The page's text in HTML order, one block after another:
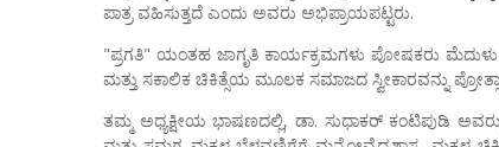
ಪಾತ್ರ ವಹಿಸುತ್ತದೆ ಎಂದು ಅವರು ಅಭಿಪ್ರಾಯಪಟ್ಟರು.
"ಪ್ರಗತಿ" ಯಂತಹ ಜಾಗೃತಿ ಕಾರ್ಯಕ್ರಮಗಳು ಪೋಷಕರು
ಮತ್ತು ಸಕಾಲಿಕ ಚಿಕಿತ್ಸೆಯ ಮೂಲಕ ಸಮಾಜದ ಸ್ವೀಕಾರವನ್ನು
ತಮ್ಮ ಅಧ್ಯಕ್ಷೀಯ ಭಾಷಣದಲ್ಲಿ, ಡಾ. ಸುಧಾಕರ್ ಕಂಟಿಪುಡಿ